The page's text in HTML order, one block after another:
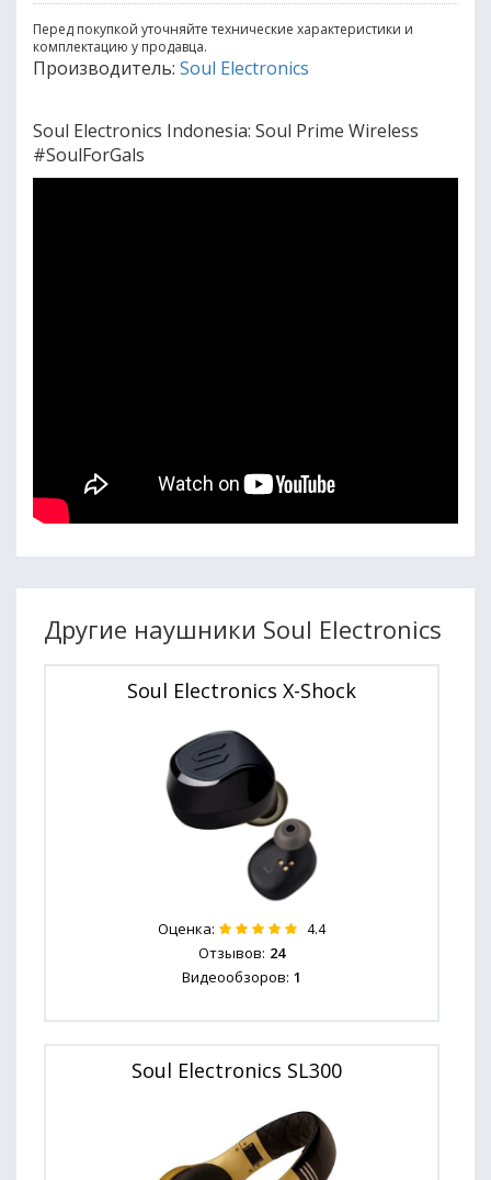
Перед покупкой уточняйте технические характеристики и
комплектацию у продавца.
Производитель: Soul Electronics
Soul Electronics Indonesia: Soul Prime Wireless
#SoulForGals
Другие наушники Soul Electronics
Soul Electronics X-Shock
Оценка: 4.4
Отзывов: 24
Видеообзоров: 1
Soul Electronics SL300